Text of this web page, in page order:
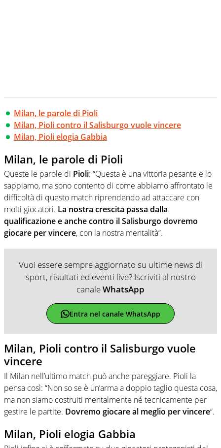
Milan, le parole di Pioli
Milan, Pioli contro il Salisburgo vuole vincere
Milan, Pioli elogia Gabbia
Milan, le parole di Pioli
Queste le parole di Pioli: “Questa è una vittoria pesante e lo
sappiamo, ma sono contento di come abbiamo affrontato le
difficoltà di questo match riprendendo ad attaccare con
molti giocatori. La nostra crescita passa dalla
qualificazione e anche contro il Salisburgo dovremo
giocare per vincere, con la nostra mentalità”.
Vuoi essere sempre aggiornato su ultime news di
sport, risultati ed eventi live? Iscriviti al nostro
canaleWhatsApp
Entra nel canale WhatsApp
Milan, Pioli contro il Salisburgo vuole
vincere
Il Milan nell’ultimo match può anche pareggiare. Pioli la
pensa così: “Non so se è un’arma a doppio taglio questa cosa,
ma non siamo costruiti mentalmente né tecnicamente per
gestire le partite. Dovremo giocare al meglio per vincere“.
Milan, Pioli elogia Gabbia